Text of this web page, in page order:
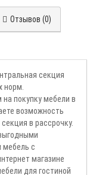
Отзывов (0)
секция
норм.
покупку мебели в
возможность
в рассрочку.
мебель с
магазине
для гостиной